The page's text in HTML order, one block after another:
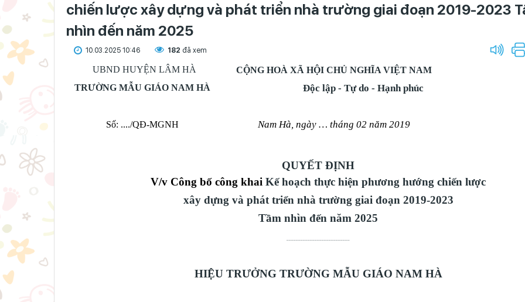
chiến lược xây dựng và phát triển nhà trường giai đoạn 2019-2023
nhìn đến năm 2025
10.03.2025 10:46 182 đã xem
UBND HUYỆN LÂM HÀ
CỘNG HOÀ XÃ HỘI CHỦ NGHĨA VIỆT NAM
TRƯỜNG MẪU GIÁO NAM HÀ
Độc lập - Tự do - Hạnh phúc
Số: ..../QĐ-MGNH Nam Hà, ngày … tháng 02 năm 2019
QUYẾT ĐỊNH
V/v Công bố công khaiKế hoạch thực hiện phương hướng chiến lược
xây dựng và phát triển nhà trường giai đoạn 2019-2023
Tầm nhìn đến năm 2025
HIỆU TRƯỞNG TRƯỜNG MẪU GIÁO NAM HÀ